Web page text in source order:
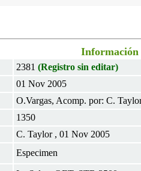
Información
2381 (Registro sin editar)
01 Nov 2005
O.Vargas, Acomp. por: C.
1350
C. Taylor , 01 Nov 2005
Especimen